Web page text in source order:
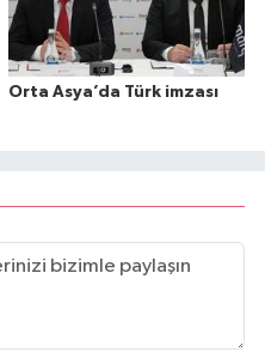
Orta Asya’da Türk imzası